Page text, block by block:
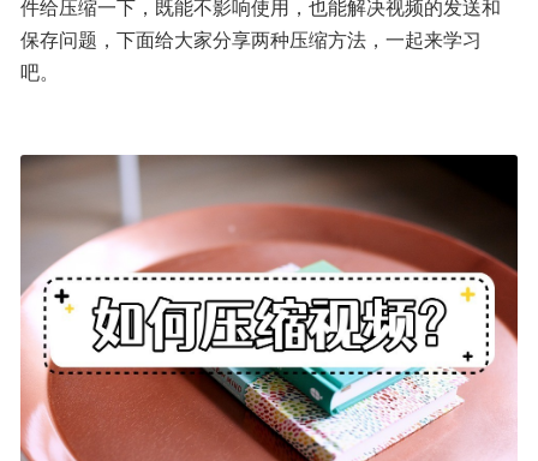
件给压缩一下，既能不影响使用，也能解决视频的发送和
保存问题，下面给大家分享两种压缩方法，一起来学习
吧。